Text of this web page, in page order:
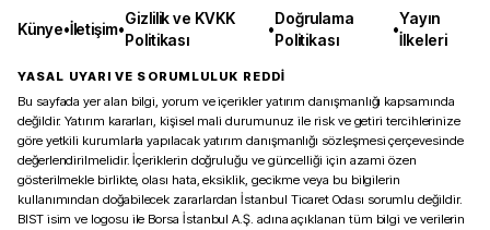
Künye•İletişim•
Gizlilik ve KVKK
Politikası
•
Doğrulama
Politikası
•
Yayın
İlkeleri
YASAL UYARI VE SORUMLULUK REDDİ
Bu sayfada yer alan bilgi, yorum ve içerikler yatırım danışmanlığı kapsamında
değildir. Yatırım kararları, kişisel mali durumunuz ile risk ve getiri tercihlerinize
göre yetkili kurumlarla yapılacak yatırım danışmanlığı sözleşmesi çerçevesinde
değerlendirilmelidir. İçeriklerin doğruluğu ve güncelliği için azami özen
gösterilmekle birlikte, olası hata, eksiklik, gecikme veya bu bilgilerin
kullanımından doğabilecek zararlardan İstanbul Ticaret Odası sorumlu değildir.
BIST isim ve logosu ile Borsa İstanbul A.Ş. adına açıklanan tüm bilgi ve verilerin